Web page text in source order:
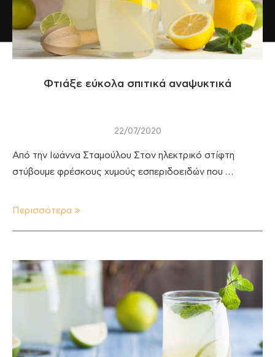
Φτιάξε εύκολα σπιτικά αναψυκτικά
22/07/2020
Από την Ιωάννα Σταμούλου Στον ηλεκτρικό στίφτη
στύβουμε φρέσκους χυμούς εσπεριδοειδών που …
Περισσότερα